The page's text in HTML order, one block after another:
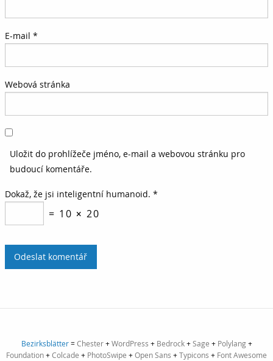
E-mail *
Webová stránka
Uložit do prohlížeče jméno, e-mail a webovou stránku pro
budoucí komentáře.
Dokaž, že jsi inteligentní humanoid. *
= 10 × 20
Bezirksblätter=Chester+WordPress + Bedrock+Sage + Polylang+
Foundation+Colcade + PhotoSwipe +Open Sans +Typicons + Font Awesome